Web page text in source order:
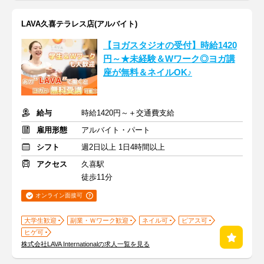
LAVA久喜テラレス店(アルバイト)
【ヨガスタジオの受付】時給1420
円～★未経験＆Wワーク◎ヨガ講
座が無料＆ネイルOK♪
給与
時給1420円～＋交通費支給
雇用形態
アルバイト・パート
シフト
週2日以上 1日4時間以上
アクセス
久喜駅
徒歩11分
オンライン面接可
大学生歓迎 副業・Ｗワーク歓迎 ネイル可
ピアス可
ヒゲ可
株式会社LAVA Internationalの求人一覧を見る